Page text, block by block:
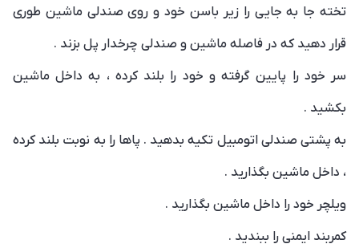
تخته جا به جایی را زیر باسن خود و روی صندلی ماشین طوری
قرار دهید که در فاصله ماشین و صندلی چرخدار پل بزند .
سر خود را پایین گرفته و خود را بلند کرده ، به داخل ماشین
بکشید .
به پشتی صندلی اتومبیل تکیه بدهید . پاها را به نوبت بلند کرده
، داخل ماشین بگذارید .
ویلچر خود را داخل ماشین بگذارید .
کمربند ایمنی را ببندید .